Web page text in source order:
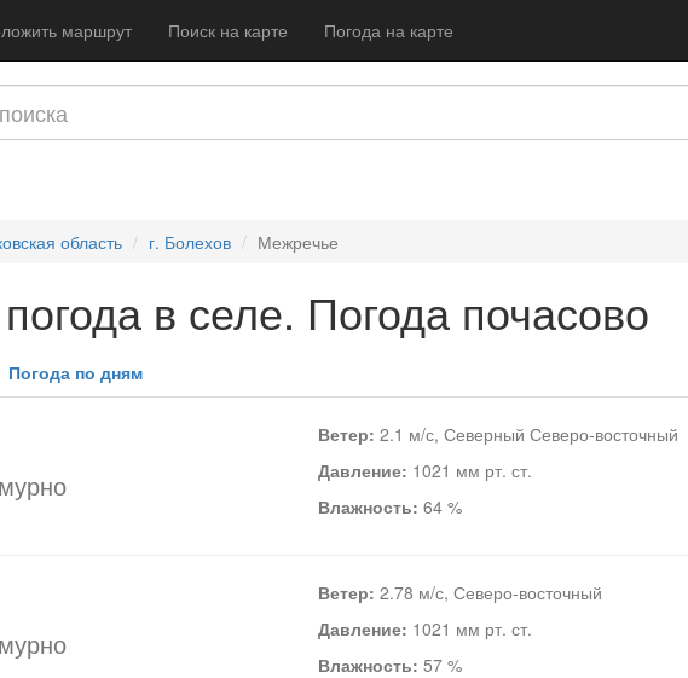
маршрут Поиск на карте Погода на карте
область г. Болехов Межречье
в селе. Погода почасово
Погода по дням
Ветер: 2.1 м/с, Северный Северо-восточный
Давление: 1021 мм рт. ст.
Влажность: 64 %
Ветер: 2.78 м/с, Северо-восточный
Давление: 1021 мм рт. ст.
Влажность: 57 %